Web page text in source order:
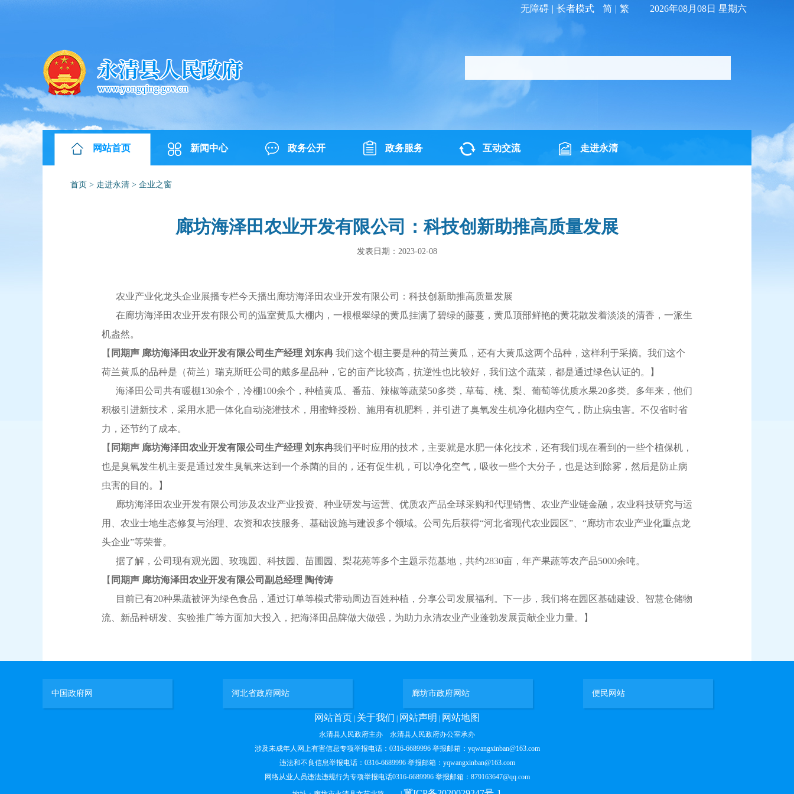
无障碍 | 长者模式 简 | 繁 2026年08月08日 星期六
网站首页 新闻中心 政务公开 政务服务 互动交流 走进永清
首页 > 走进永清 > 企业之窗
廊坊海泽田农业开发有限公司：科技创新助推高质量发展
发表日期：2023-02-08
农业产业化龙头企业展播专栏今天播出廊坊海泽田农业开发有限公司：科技创新助推高质量发展
在廊坊海泽田农业开发有限公司的温室黄瓜大棚内，一根根翠绿的黄瓜挂满了碧绿的藤蔓，黄瓜顶部鲜艳的黄花散发着淡淡的清香，一派生
机盎然。
【 同期声 廊坊海泽田农业开发有限公司生产经理 刘东冉 我们这个棚主要是种的荷兰黄瓜，还有大黄瓜这两个品种，这样利于采摘。我们这个
荷兰黄瓜的品种是（荷兰）瑞克斯旺公司的戴多星品种，它的亩产比较高，抗逆性也比较好，我们这个蔬菜，都是通过绿色认证的。】
海泽田公司共有暖棚130余个，冷棚100余个，种植黄瓜、番茄、辣椒等蔬菜50多类，草莓、桃、梨、葡萄等优质水果20多类。多年来，他们
积极引进新技术，采用水肥一体化自动浇灌技术，用蜜蜂授粉、施用有机肥料，并引进了臭氧发生机净化棚内空气，防止病虫害。不仅省时省
力，还节约了成本。
【 同期声 廊坊海泽田农业开发有限公司生产经理 刘东冉我们平时应用的技术，主要就是水肥一体化技术，还有我们现在看到的一些个植保机，
也是臭氧发生机主要是通过发生臭氧来达到一个杀菌的目的，还有促生机，可以净化空气，吸收一些个大分子，也是达到除雾，然后是防止病
虫害的目的。】
廊坊海泽田农业开发有限公司涉及农业产业投资、种业研发与运营、优质农产品全球采购和代理销售、农业产业链金融，农业科技研究与运
用、农业士地生态修复与治理、农资和农技服务、基础设施与建设多个领域。公司先后获得“河北省现代农业园区”、“廊坊市农业产业化重点龙
头企业”等荣誉。
据了解，公司现有观光园、玫瑰园、科技园、苗圃园、梨花苑等多个主题示范基地，共约2830亩，年产果蔬等农产品5000余吨。
【 同期声 廊坊海泽田农业开发有限公司副总经理 陶传涛
目前已有20种果蔬被评为绿色食品，通过订单等模式带动周边百姓种植，分享公司发展福利。下一步，我们将在园区基础建设、智慧仓储物
流、新品种研发、实验推广等方面加大投入，把海泽田品牌做大做强，为助力永清农业产业蓬勃发展贡献企业力量。】
中国政府网 河北省政府网站 廊坊市政府网站 便民网站
网站首页 关于我们 网站声明 网站地图
永清县人民政府主办 永清县人民政府办公室承办
涉及未成年人网上有害信息专项举报电话：0316-6689996 举报邮箱：yqwangxinban@163.com
违法和不良信息举报电话：0316-6689996 举报邮箱：yqwangxinban@163.com
网络从业人员违法违规行为专项举报电话0316-6689996 举报邮箱：879163647@qq.com